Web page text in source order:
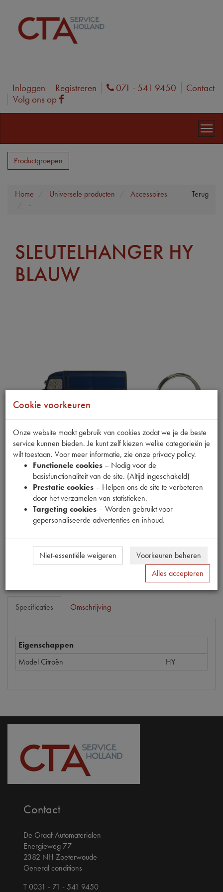
Inloggen Registreren Phone
071 - 541 9450
Contact
Volg ons op
Facebook
Productgroepen
Terug
Home Universele producten
Accessoires
-
SLEUTELHANGER HY
BLAUW
Productnummer
1897034
Specificaties Omschrijving
Eigenschappen
Model Citroën
HY
Contact
De Graaf Automaterialen
Energieweg 77
2382 NH Zoeterwoude
General conditions
T 0031 - 71 - 541 9450
Cookie voorkeuren
Onze website maakt gebruik van cookies zodat we je de beste
service kunnen bieden. Je kunt zelf kiezen welke categorieën je
wilt toestaan. Voor meer informatie, zie onze privacy policy.
Functionele cookies – Nodig voor de
basisfunctionaliteit van de site. (Altijd ingeschakeld)
Prestatie cookies – Helpen ons de site te verbeteren
door het verzamelen van statistieken.
Targeting cookies – Worden gebruikt voor
gepersonaliseerde advertenties en inhoud.
Niet-essentiële weigeren
Voorkeuren beheren
Alles accepteren